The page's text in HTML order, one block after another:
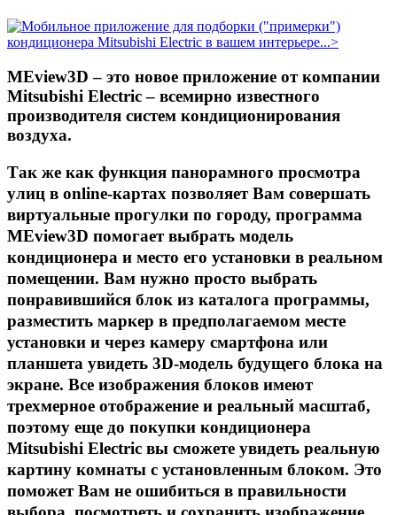
MEview3D – это новое приложение от компании
Mitsubishi Electric – всемирно известного
производителя систем кондиционирования
воздуха.
Так же как функция панорамного просмотра
улиц в online-картах позволяет Вам совершать
виртуальные прогулки по городу, программа
MEview3D помогает выбрать модель
кондиционера и место его установки в реальном
помещении. Вам нужно просто выбрать
понравившийся блок из каталога программы,
разместить маркер в предполагаемом месте
установки и через камеру смартфона или
планшета увидеть 3D-модель будущего блока на
экране. Все изображения блоков имеют
трехмерное отображение и реальный масштаб,
поэтому еще до покупки кондиционера
Mitsubishi Electric вы сможете увидеть реальную
картину комнаты с установленным блоком. Это
поможет Вам не ошибиться в правильности